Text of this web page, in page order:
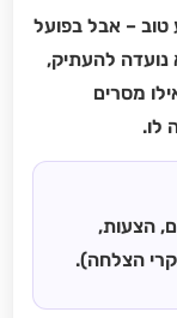
– אבל בפועל
נועדה להעתיק,
מסרים
לו.
הצעות,
הצלחה).